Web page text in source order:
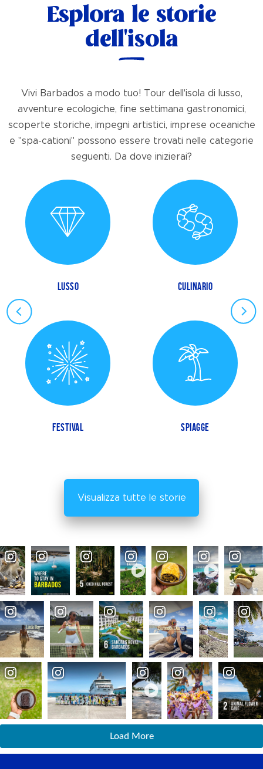
Esplora le storie
dell'isola
Vivi Barbados a modo tuo! Tour dell'isola di lusso,
avventure ecologiche, fine settimana gastronomici,
scoperte storiche, impegni artistici, imprese oceaniche
e "spa-cationi" possono essere trovati nelle categorie
seguenti. Da dove inizierai?
LUSSO
FESTIVAL
CULINARIO
SPIAGGE
Visualizza tutte le storie
Load More